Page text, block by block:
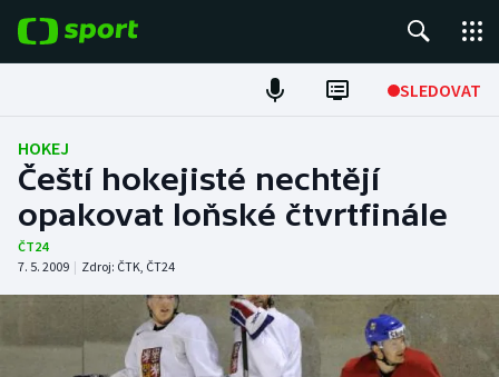
SLEDOVAT
Fotbal
Hokej
Tenis
Atletika
HOKEJ
Čeští hokejisté nechtějí
opakovat loňské čtvrtfinále
ČT24
7. 5. 2009 | Zdroj: ČTK, ČT24